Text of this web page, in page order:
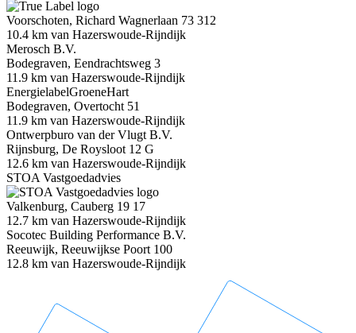
Voorschoten, Richard Wagnerlaan 73 312
10.4 km van Hazerswoude-Rijndijk
Merosch B.V.
Bodegraven, Eendrachtsweg 3
11.9 km van Hazerswoude-Rijndijk
EnergielabelGroeneHart
Bodegraven, Overtocht 51
11.9 km van Hazerswoude-Rijndijk
Ontwerpburo van der Vlugt B.V.
Rijnsburg, De Roysloot 12 G
12.6 km van Hazerswoude-Rijndijk
STOA Vastgoedadvies
Valkenburg, Cauberg 19 17
12.7 km van Hazerswoude-Rijndijk
Socotec Building Performance B.V.
Reeuwijk, Reeuwijkse Poort 100
12.8 km van Hazerswoude-Rijndijk